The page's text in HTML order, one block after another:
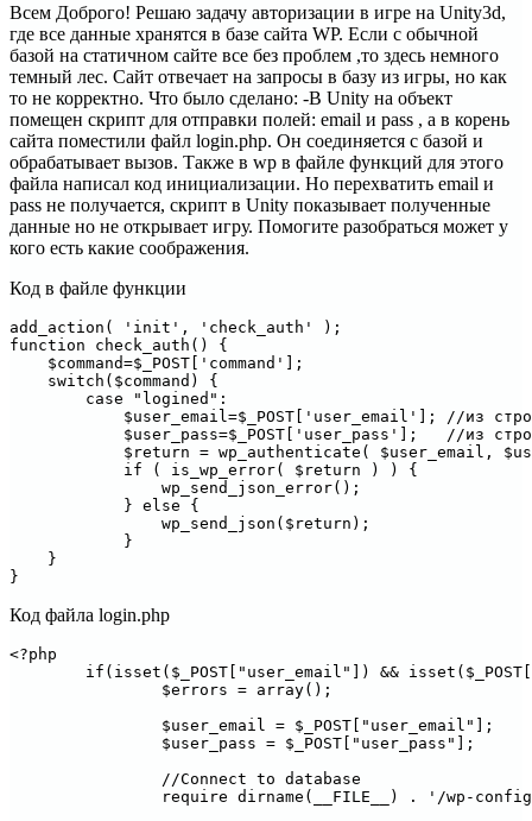
Всем Доброго! Решаю задачу авторизации в игре на Unity3d,
где все данные хранятся в базе сайта WP. Если с обычной
базой на статичном сайте все без проблем ,то здесь немного
темный лес. Сайт отвечает на запросы в базу из игры, но как
то не корректно. Что было сделано: -В Unity на объект
помещен скрипт для отправки полей: email и pass , а в корень
сайта поместили файл login.php. Он соединяется с базой и
обрабатывает вызов. Также в wp в файле функций для этого
файла написал код инициализации. Но перехватить email и
pass не получается, скрипт в Unity показывает полученные
данные но не открывает игру. Помогите разобраться может у
кого есть какие соображения.
Код в файле функции
add_action( 'init', 'check_auth' );
function check_auth() {
    $command=$_POST['command'];
    switch($command) {
        case "logined":
$user_email=$_POST['user_email']; //из
$user_pass=$_POST['user_pass'];   //из
$return = wp_authenticate( $user_email,
            if ( is_wp_error( $return ) ) {
                wp_send_json_error();
            } else {
                wp_send_json($return);
            }
    }
Код файла login.php
<?php